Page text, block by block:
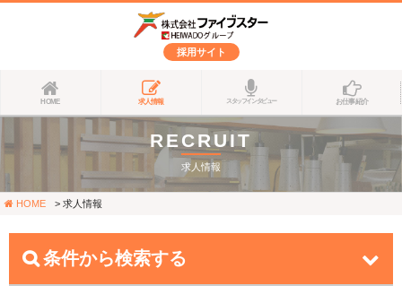
採用サイト
HOME 求人情報 スタッフインタビュー お仕事紹介
RECRUIT
求人情報
HOME 求人情報
条件から検索する